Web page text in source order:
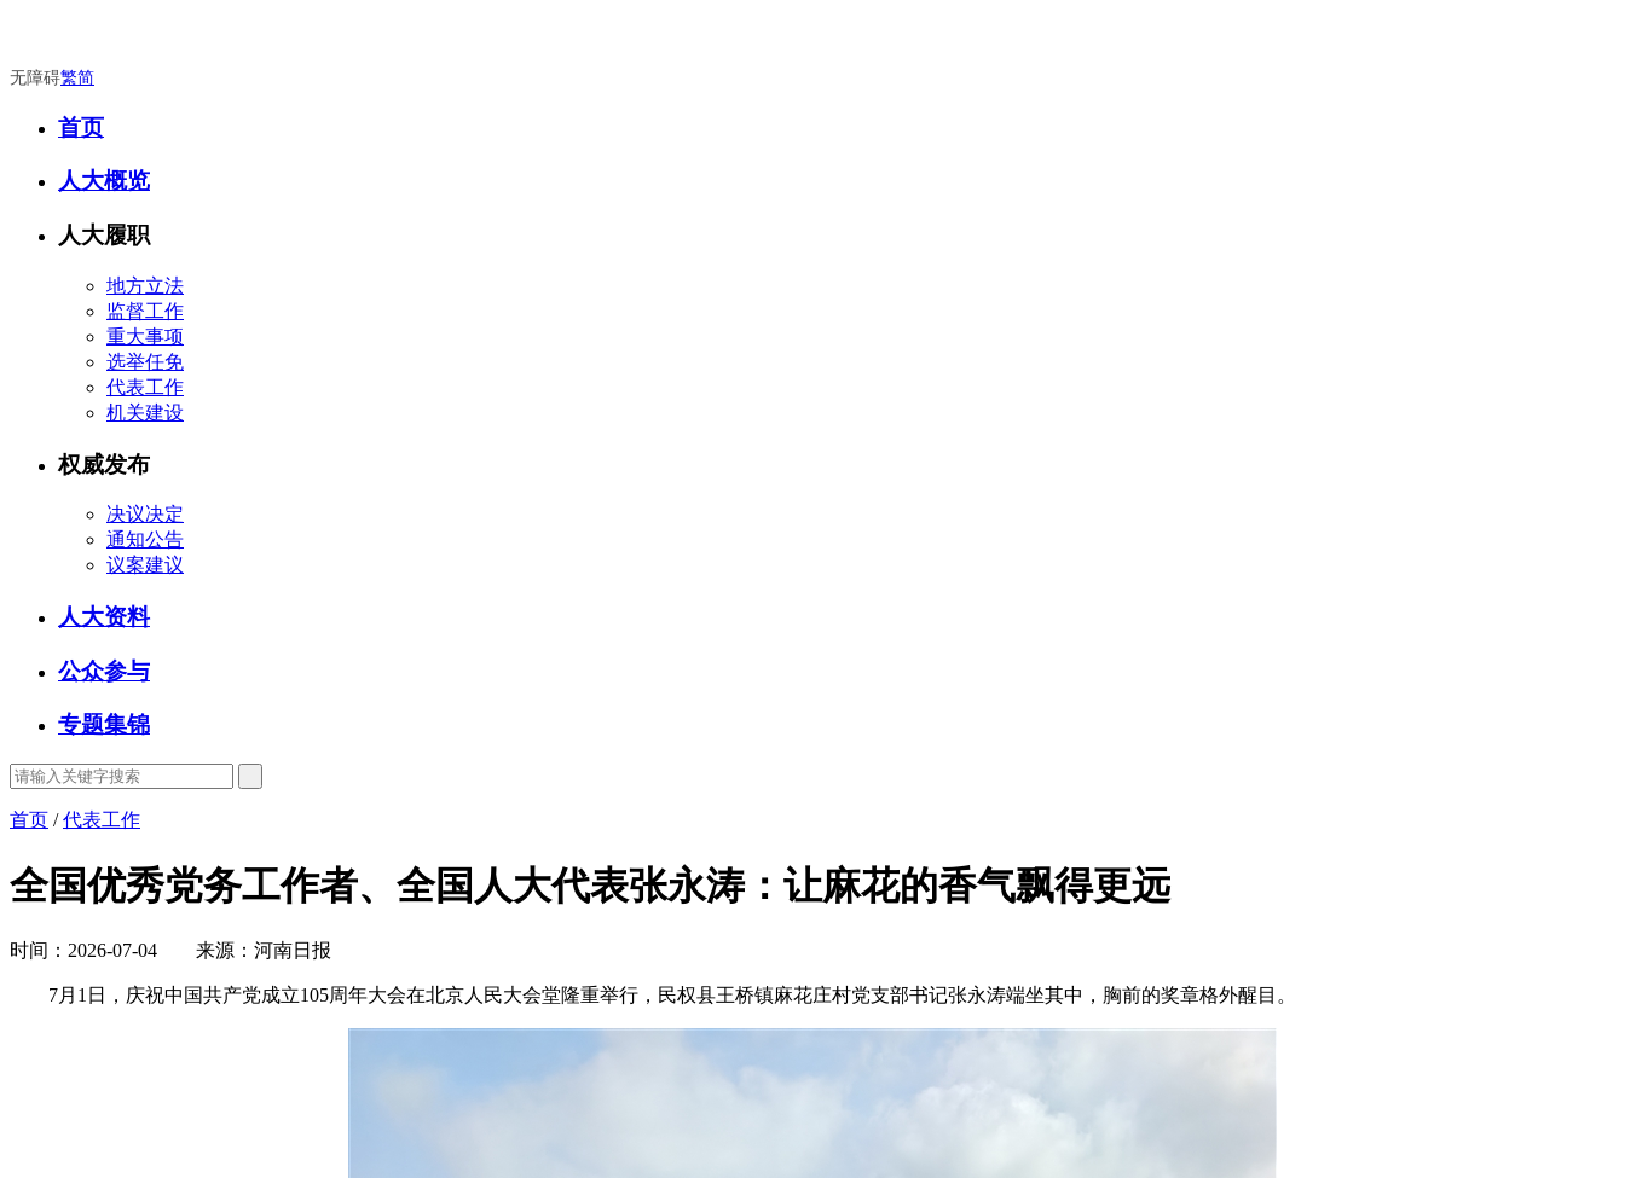
无障碍繁简
首页
人大概览
人大履职
地方立法
监督工作
重大事项
选举任免
代表工作
机关建设
权威发布
决议决定
通知公告
议案建议
人大资料
公众参与
专题集锦
首页 /代表工作
全国优秀党务工作者、全国人大代表张永涛：让麻花的香气飘得更远
时间：2026-07-04 来源：河南日报
7月1日，庆祝中国共产党成立105周年大会在北京人民大会堂隆重举行，民权县王桥镇麻花庄村党支部书记张永涛端坐其中，胸前的奖章格外醒目。